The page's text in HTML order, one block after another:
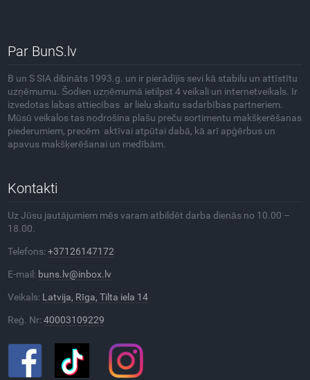
Par BunS.lv
B un S SIA dibināts 1993.g. un ir pierādījis sevi kā stabilu un attīstītu
uzņēmumu. Šodien uzņēmumā ietilpst 4 veikali un internetveikals. Ir
izvedotas labas attiecības ar lielu skaitu sadarbības partneriem.
Mūsū veikalos tas nodrošina plašu preču sortimentu makšķerēšanas
piederumiem, precēm aktīvai atpūtai dabā, kā arī apģērbus un
apavus makšķerēšanai un medībām.
Kontakti
Uz Jūsu jautājumiem mēs varam atbildēt darba dienās no 10.00 –
18.00.
Telefons:+37126147172
E-mail: buns.lv@inbox.lv
Veikals: Latvija, Rīga, Tilta iela 14
Reģ. Nr:40003109229